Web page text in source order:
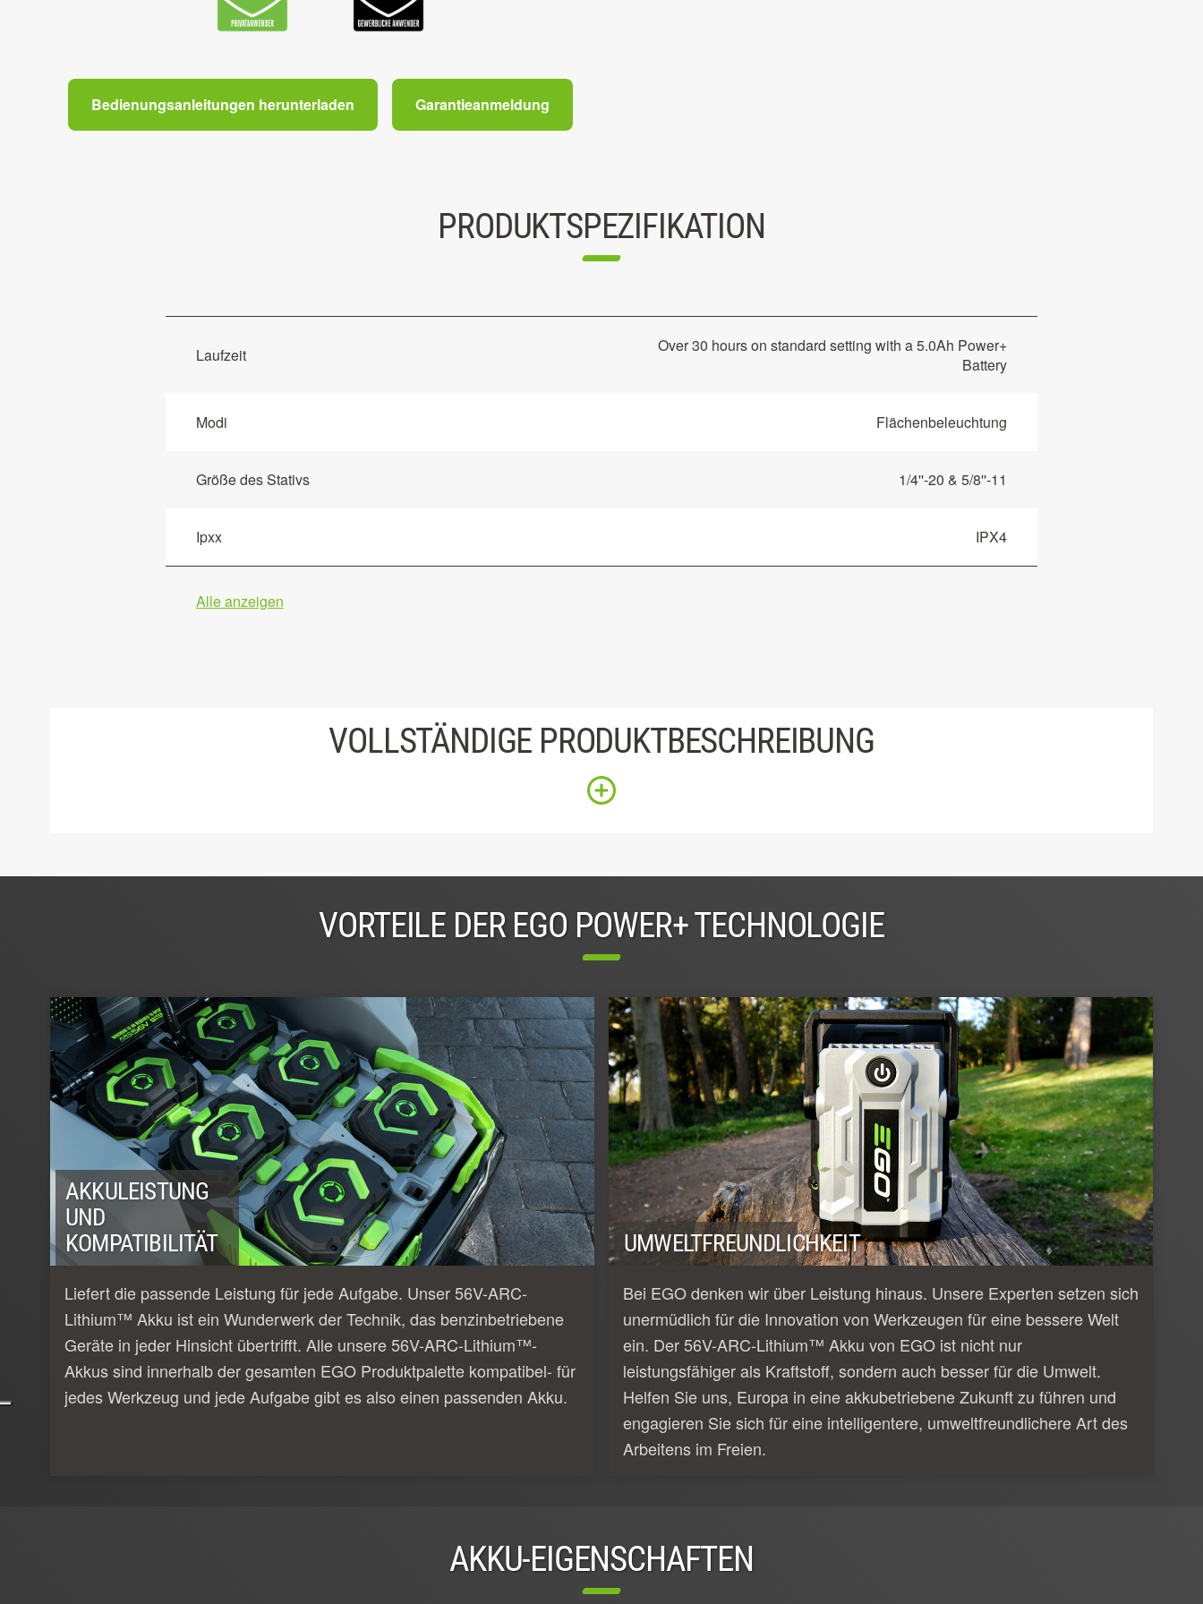
Bedienungsanleitungen herunterladen Garantieanmeldung
PRODUKTSPEZIFIKATION
Laufzeit
Over 30 hours on standard setting with a 5.0Ah Power+
Battery
Modi Flächenbeleuchtung
Größe des Stativs 1/4''-20 & 5/8''-11
Ipxx IPX4
Alle anzeigen
VOLLSTÄNDIGE PRODUKTBESCHREIBUNG
VORTEILE DER EGO POWER+ TECHNOLOGIE
AKKULEISTUNG
UND
KOMPATIBILITÄT
Liefert die passende Leistung für jede Aufgabe. Unser 56V-ARC-
Lithium™ Akku ist ein Wunderwerk der Technik, das benzinbetriebene
Geräte in jeder Hinsicht übertrifft. Alle unsere 56V-ARC-Lithium™-
Akkus sind innerhalb der gesamten EGO Produktpalette kompatibel- für
jedes Werkzeug und jede Aufgabe gibt es also einen passenden Akku.
UMWELTFREUNDLICHKEIT
Bei EGO denken wir über Leistung hinaus. Unsere Experten setzen sich
unermüdlich für die Innovation von Werkzeugen für eine bessere Welt
ein. Der 56V-ARC-Lithium™ Akku von EGO ist nicht nur
leistungsfähiger als Kraftstoff, sondern auch besser für die Umwelt.
Helfen Sie uns, Europa in eine akkubetriebene Zukunft zu führen und
engagieren Sie sich für eine intelligentere, umweltfreundlichere Art des
Arbeitens im Freien.
AKKU-EIGENSCHAFTEN